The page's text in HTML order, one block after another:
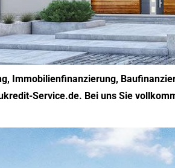
Immobilienfinanzierung,
Service.de. Bei uns Sie